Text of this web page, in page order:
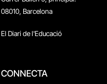
08010, Barcelona
El Diari de l'Educació
CONNECTA